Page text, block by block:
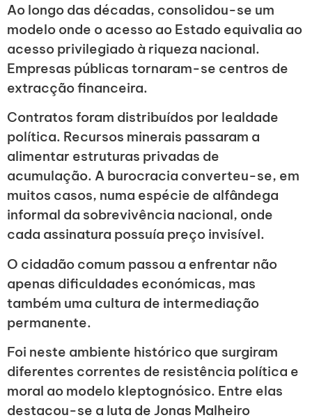
Ao longo das décadas, consolidou-se um
modelo onde o acesso ao Estado equivalia ao
acesso privilegiado à riqueza nacional.
Empresas públicas tornaram-se centros de
extracção financeira.
Contratos foram distribuídos por lealdade
política. Recursos minerais passaram a
alimentar estruturas privadas de
acumulação. A burocracia converteu-se, em
muitos casos, numa espécie de alfândega
informal da sobrevivência nacional, onde
cada assinatura possuía preço invisível.
O cidadão comum passou a enfrentar não
apenas dificuldades económicas, mas
também uma cultura de intermediação
permanente.
Foi neste ambiente histórico que surgiram
diferentes correntes de resistência política e
moral ao modelo kleptognósico. Entre elas
destacou-se a luta de Jonas Malheiro